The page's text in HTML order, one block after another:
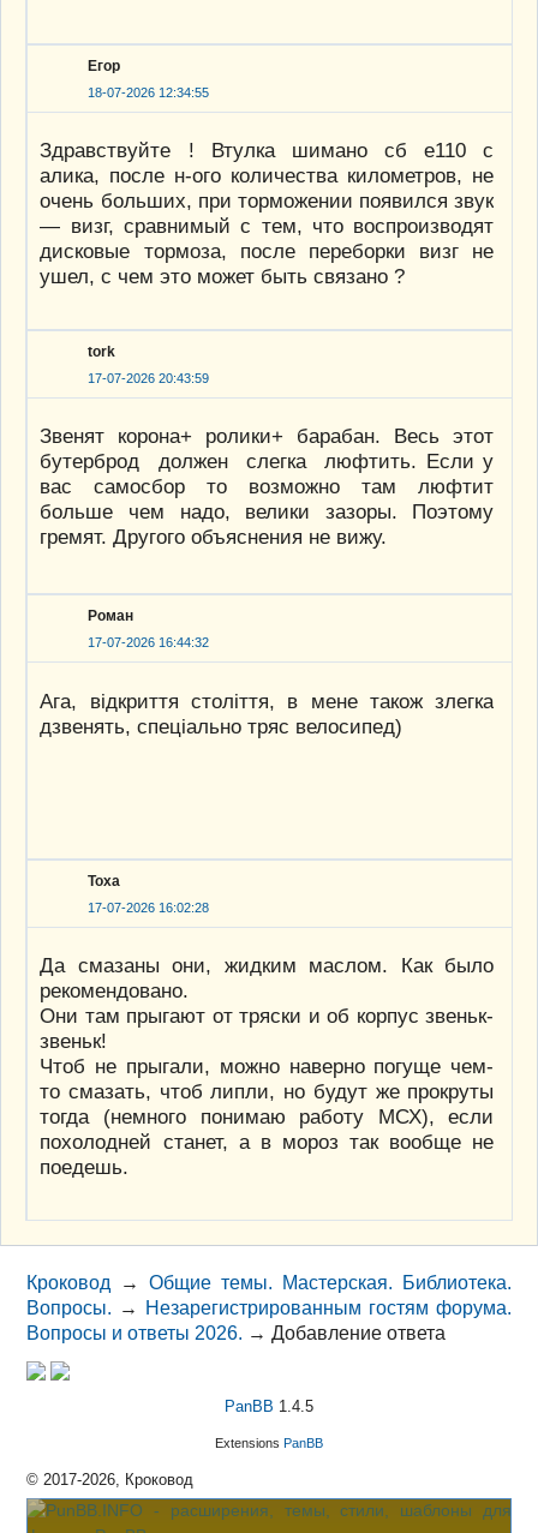
Егор
18-07-2026 12:34:55
Здравствуйте ! Втулка шимано сб е110 с
алика, после н-ого количества километров, не
очень больших, при торможении появился звук
— визг, сравнимый с тем, что воспроизводят
дисковые тормоза, после переборки визг не
ушел, с чем это может быть связано ?
tork
17-07-2026 20:43:59
Звенят корона+ ролики+ барабан. Весь этот
бутерброд должен слегка люфтить. Если у
вас самосбор то возможно там люфтит
больше чем надо, велики зазоры. Поэтому
гремят. Другого объяснения не вижу.
Роман
17-07-2026 16:44:32
Ага, вiдкриття столiття, в мене також злегка
дзвенять, спецiально тряс велосипед)
Тоха
17-07-2026 16:02:28
Да смазаны они, жидким маслом. Как было
рекомендовано.
Они там прыгают от тряски и об корпус звеньк-
звеньк!
Чтоб не прыгали, можно наверно погуще чем-
то смазать, чтоб липли, но будут же прокруты
тогда (немного понимаю работу МСХ), если
похолодней станет, а в мороз так вообще не
поедешь.
Кроковод →Общие темы. Мастерская. Библиотека.
Вопросы. →
Незарегистрированным гостям форума.
Вопросы и ответы 2026. →Добавление ответа
PanBB 1.4.5
Extensions PanBB
© 2017-2026, Кроковод